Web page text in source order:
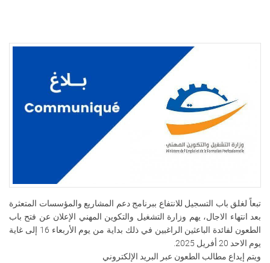
تبعاً لغلق باب التسجيل للانتفاع ببرنامج دعم المشاريع والمؤسسات المتعثرة
بعد انتهاء الاجال، يهم وزارة التشغيل والتكوين المهني الإعلان عن فتح باب
الطعون لفائدة الباعثين الراغبين في ذلك بداية من يوم الأربعاء 16 إلى غاية
يوم الاحد 20 أفريل 2025.
ويتم إيداع مطالب الطعون عبر البريد الإلكتروني